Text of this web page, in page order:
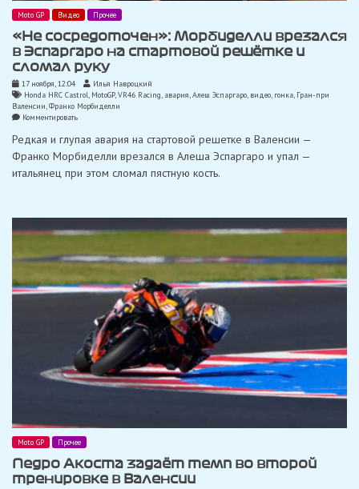
Moto GP Видео Прочее
«Не сосредоточен»: Морбиделли врезался
в Эспаргаро на стартовой решётке и
сломал руку
17 ноября, 12:04
Илья Навроцкий
Honda HRC Castrol, MotoGP,VR46 Racing, авария,Алеш Эспаргаро, видео, гонка, Гран-при
Валенсии,Франко Морбиделли
Комментироватьon
сосредоточен»:
Морбиделли
врезался
в
решётке
и
сломал
Редкая и глупая авария на стартовой решетке в Валенсии —
Франко Морбиделли врезался в Алеша Эспаргаро и упал —
итальянец при этом сломал пястную кость.
Moto GP Прочее
Педро Акоста задаёт темп во второй
тренировке в Валенсии